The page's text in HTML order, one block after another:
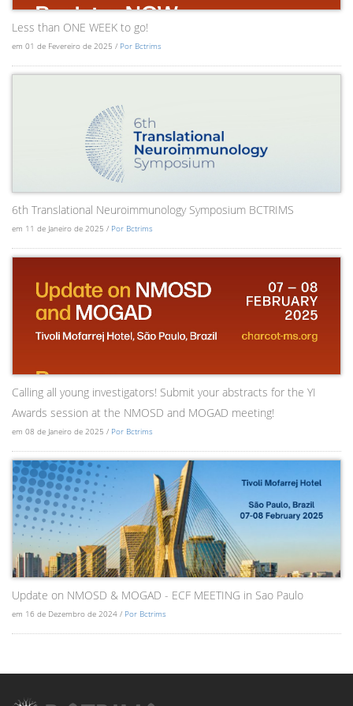
Less than ONE WEEK to go!
em 01 de Fevereiro de 2025 / Por Bctrims
6th Translational Neuroimmunology Symposium BCTRIMS
em 11 de Janeiro de 2025 / Por Bctrims
Calling all young investigators! Submit your abstracts for the YI
Awards session at the NMOSD and MOGAD meeting!
em 08 de Janeiro de 2025 / Por Bctrims
Update on NMOSD & MOGAD - ECF MEETING in Sao Paulo
em 16 de Dezembro de 2024 / Por Bctrims